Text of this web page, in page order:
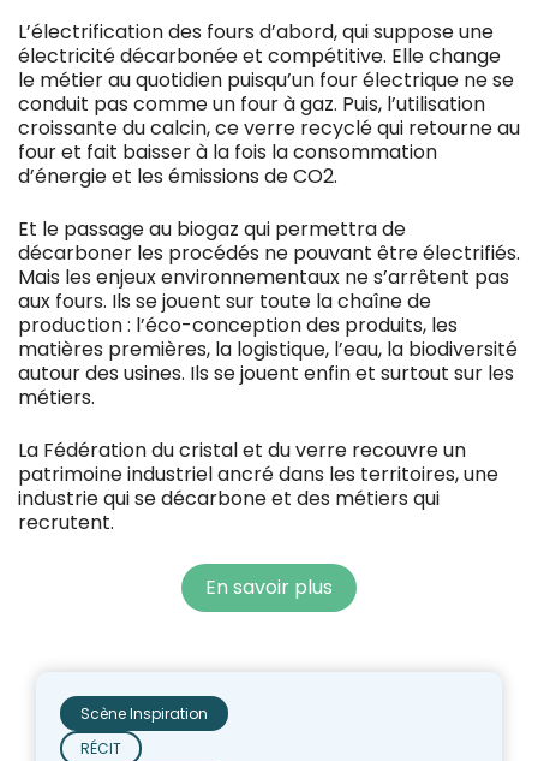
L’électrification des fours d’abord, qui suppose une
électricité décarbonée et compétitive. Elle change
le métier au quotidien puisqu’un four électrique ne se
conduit pas comme un four à gaz. Puis, l’utilisation
croissante du calcin, ce verre recyclé qui retourne au
four et fait baisser à la fois la consommation
d’énergie et les émissions de CO2.
Et le passage au biogaz qui permettra de
décarboner les procédés ne pouvant être électrifiés.
Mais les enjeux environnementaux ne s’arrêtent pas
aux fours. Ils se jouent sur toute la chaîne de
production : l’éco-conception des produits, les
matières premières, la logistique, l’eau, la biodiversité
autour des usines. Ils se jouent enfin et surtout sur les
métiers.
La Fédération du cristal et du verre recouvre un
patrimoine industriel ancré dans les territoires, une
industrie qui se décarbone et des métiers qui
recrutent.
En savoir plus
RÉCIT
Scène Inspiration